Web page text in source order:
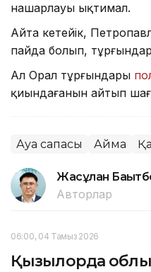
нашарлауы ықтимал.
Айта кетейік,
пайда болып,
Ал Орал тұрғындары
қиындағанын айтып
Ауа сапасы Аймақ
Жасұлан
Авторлар
06:00, 04 Тамыз 2026
Қызылорда